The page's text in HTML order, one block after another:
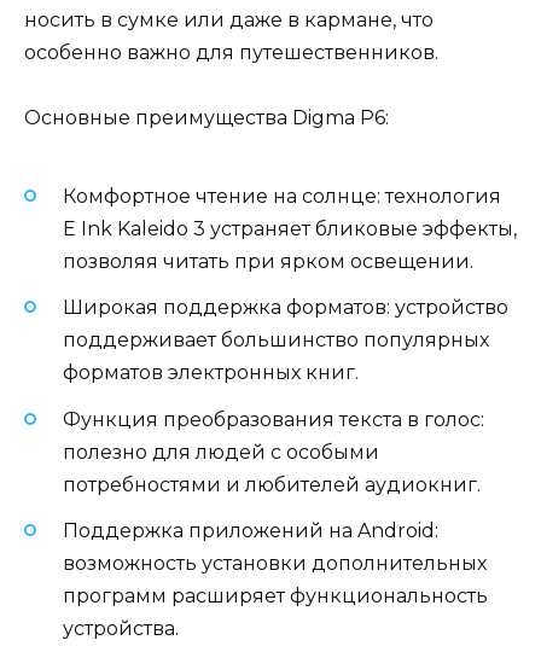
носить в сумке или даже в кармане, что
особенно важно для путешественников.
Основные преимущества Digma P6:
Комфортное чтение на солнце: технология
E Ink Kaleido 3 устраняет бликовые эффекты,
позволяя читать при ярком освещении.
Широкая поддержка форматов: устройство
поддерживает большинство популярных
форматов электронных книг.
Функция преобразования текста в голос:
полезно для людей с особыми
потребностями и любителей аудиокниг.
Поддержка приложений на Android:
возможность установки дополнительных
программ расширяет функциональность
устройства.